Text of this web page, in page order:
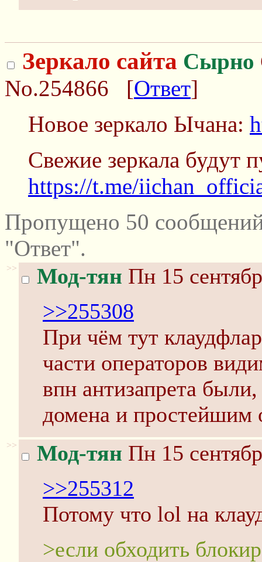
Зеркало сайта Сырно
No.254866 [Ответ]
Новое зеркало Ычана:
Свежие зеркала будут
https://t.me/
Пропущено 50
"Ответ".
>> Мод-тян Пн 15
>>255308
При чём тут
части операторов
впн антизапрета
домена и простейшим
>> Мод-тян Пн 15
>>255312
Потому что lol на
>если обходить